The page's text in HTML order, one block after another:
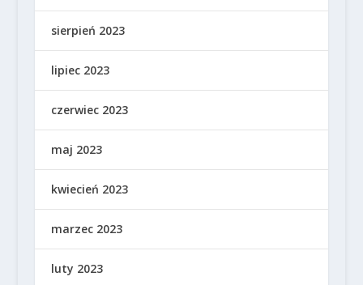
sierpień 2023
lipiec 2023
czerwiec 2023
maj 2023
kwiecień 2023
marzec 2023
luty 2023